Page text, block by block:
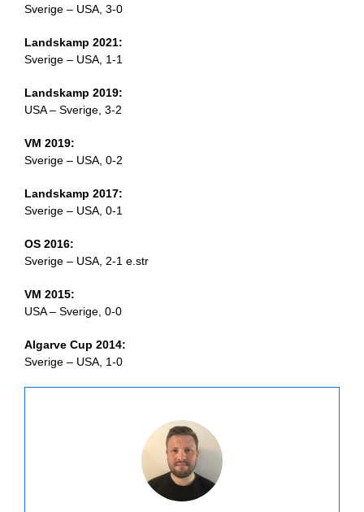
Sverige – USA, 3-0
Landskamp 2021:
Sverige – USA, 1-1
Landskamp 2019:
USA – Sverige, 3-2
VM 2019:
Sverige – USA, 0-2
Landskamp 2017:
Sverige – USA, 0-1
OS 2016:
Sverige – USA, 2-1 e.str
VM 2015:
USA – Sverige, 0-0
Algarve Cup 2014:
Sverige – USA, 1-0